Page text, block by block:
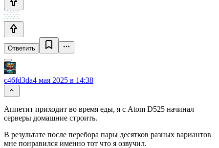
Ответить
c46fd3da4 мая 2025 в 14:38
Аппетит приходит во время еды, я с Atom D525 начинал
серверы домашние строить.
В результате после перебора пары десятков разных вариантов
мне понравился именно тот что я озвучил.